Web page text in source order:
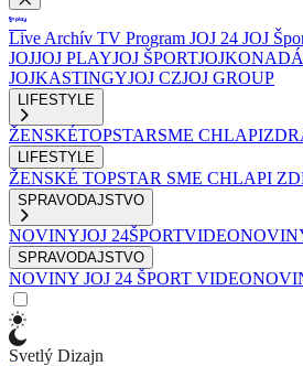
Live Archív TV Program JOJ 24 JOJ
JOJJOJ PLAYJOJ ŠPORTJOJKO
JOJKASTINGYJOJ CZJOJ GROUP
LIFESTYLE
ŽENSKÉTOPSTARSME CHLAPI
LIFESTYLE
ŽENSKÉ TOPSTAR SME CHLAPI
SPRAVODAJSTVO
NOVINYJOJ 24ŠPORT
SPRAVODAJSTVO
NOVINY JOJ 24 ŠPORT
Svetlý Dizajn